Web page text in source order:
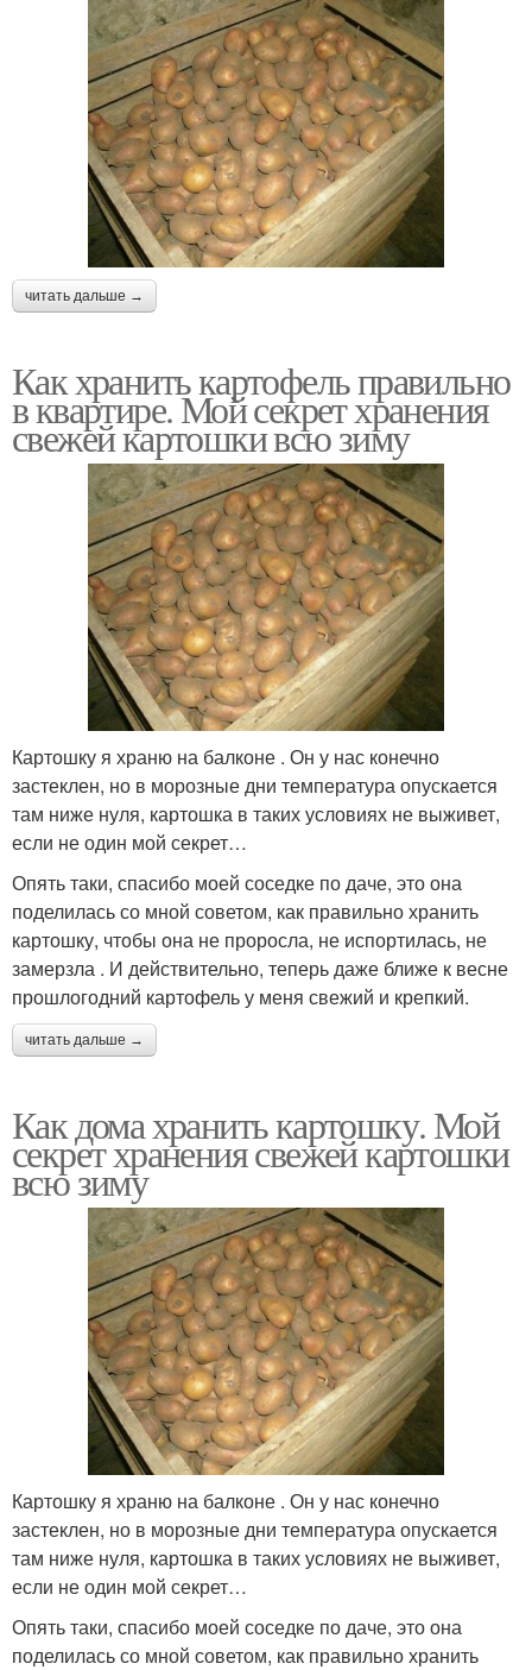
читать дальше →
Как хранить картофель правильно
в квартире. Мой секрет хранения
свежей картошки всю зиму
Картошку я храню на балконе . Он у нас конечно
застеклен, но в морозные дни температура опускается
там ниже нуля, картошка в таких условиях не выживет,
если не один мой секрет…
Опять таки, спасибо моей соседке по даче, это она
поделилась со мной советом, как правильно хранить
картошку, чтобы она не проросла, не испортилась, не
замерзла . И действительно, теперь даже ближе к весне
прошлогодний картофель у меня свежий и крепкий.
читать дальше →
Как дома хранить картошку. Мой
секрет хранения свежей картошки
всю зиму
Картошку я храню на балконе . Он у нас конечно
застеклен, но в морозные дни температура опускается
там ниже нуля, картошка в таких условиях не выживет,
если не один мой секрет…
Опять таки, спасибо моей соседке по даче, это она
поделилась со мной советом, как правильно хранить